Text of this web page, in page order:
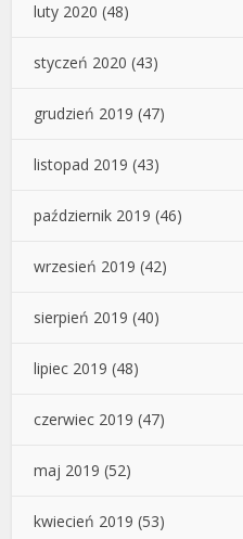
luty 2020 (48)
styczeń 2020 (43)
grudzień 2019 (47)
listopad 2019 (43)
październik 2019 (46)
wrzesień 2019 (42)
sierpień 2019 (40)
lipiec 2019 (48)
czerwiec 2019 (47)
maj 2019 (52)
kwiecień 2019 (53)